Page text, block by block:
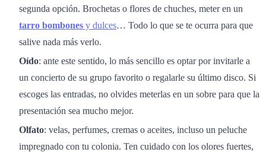
segunda opción. Brochetas o flores de chuches, meter en un
tarro bombones y dulces… Todo lo que se te ocurra para que
salive nada más verlo.
Oído: ante este sentido, lo más sencillo es optar por invitarle a
un concierto de su grupo favorito o regalarle su último disco. Si
escoges las entradas, no olvides meterlas en un sobre para que la
presentación sea mucho mejor.
Olfato: velas, perfumes, cremas o aceites, incluso un peluche
impregnado con tu colonia. Ten cuidado con los olores fuertes,